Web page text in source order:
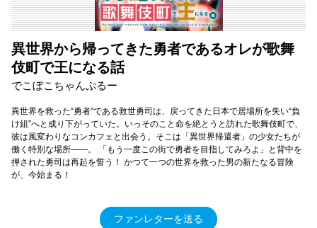
異世界から帰ってきた勇者であるオレが歌舞
伎町で王になる話
でこぼこちゃんぷるー
異世界を救った“勇者”である救世勇司は、戻ってきた日本で居場所を失い“負
け組”へと成り下がっていた。いっそのこと命を絶とうと訪れた歌舞伎町で、
彼は風変わりなコンカフェと出会う。そこは「異世界帰還者」の少女たちが
働く特別な場所――。 「もう一度この街で勇者を目指してみろよ」と背中を
押された勇司は再起を誓う！ かつて一つの世界を救った男の新たなる冒険
が、今始まる！
ファンレターを送る